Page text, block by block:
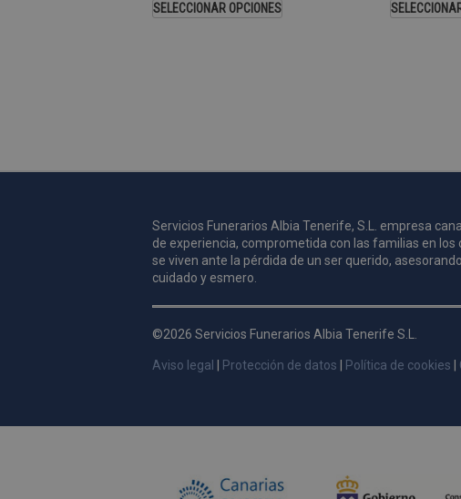
SELECCIONAR OPCIONES
Servicios Funerarios Albia Tenerife, S.L. empresa
de experiencia, comprometida con las familias en
se viven ante la pérdida de un ser querido,
cuidado y esmero.
©2026 Servicios Funerarios Albia Tenerife S.L.
Aviso legal | Protección de datos | Política de cookies |